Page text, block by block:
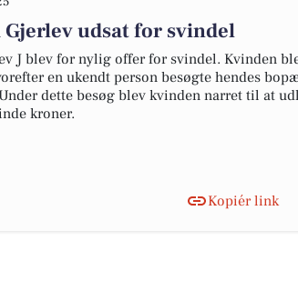
udsat for svindel
J blev for nylig offer for svindel. Kvinden
en ukendt person besøgte hendes
dette besøg blev kvinden narret til at
kroner.
Kopiér link